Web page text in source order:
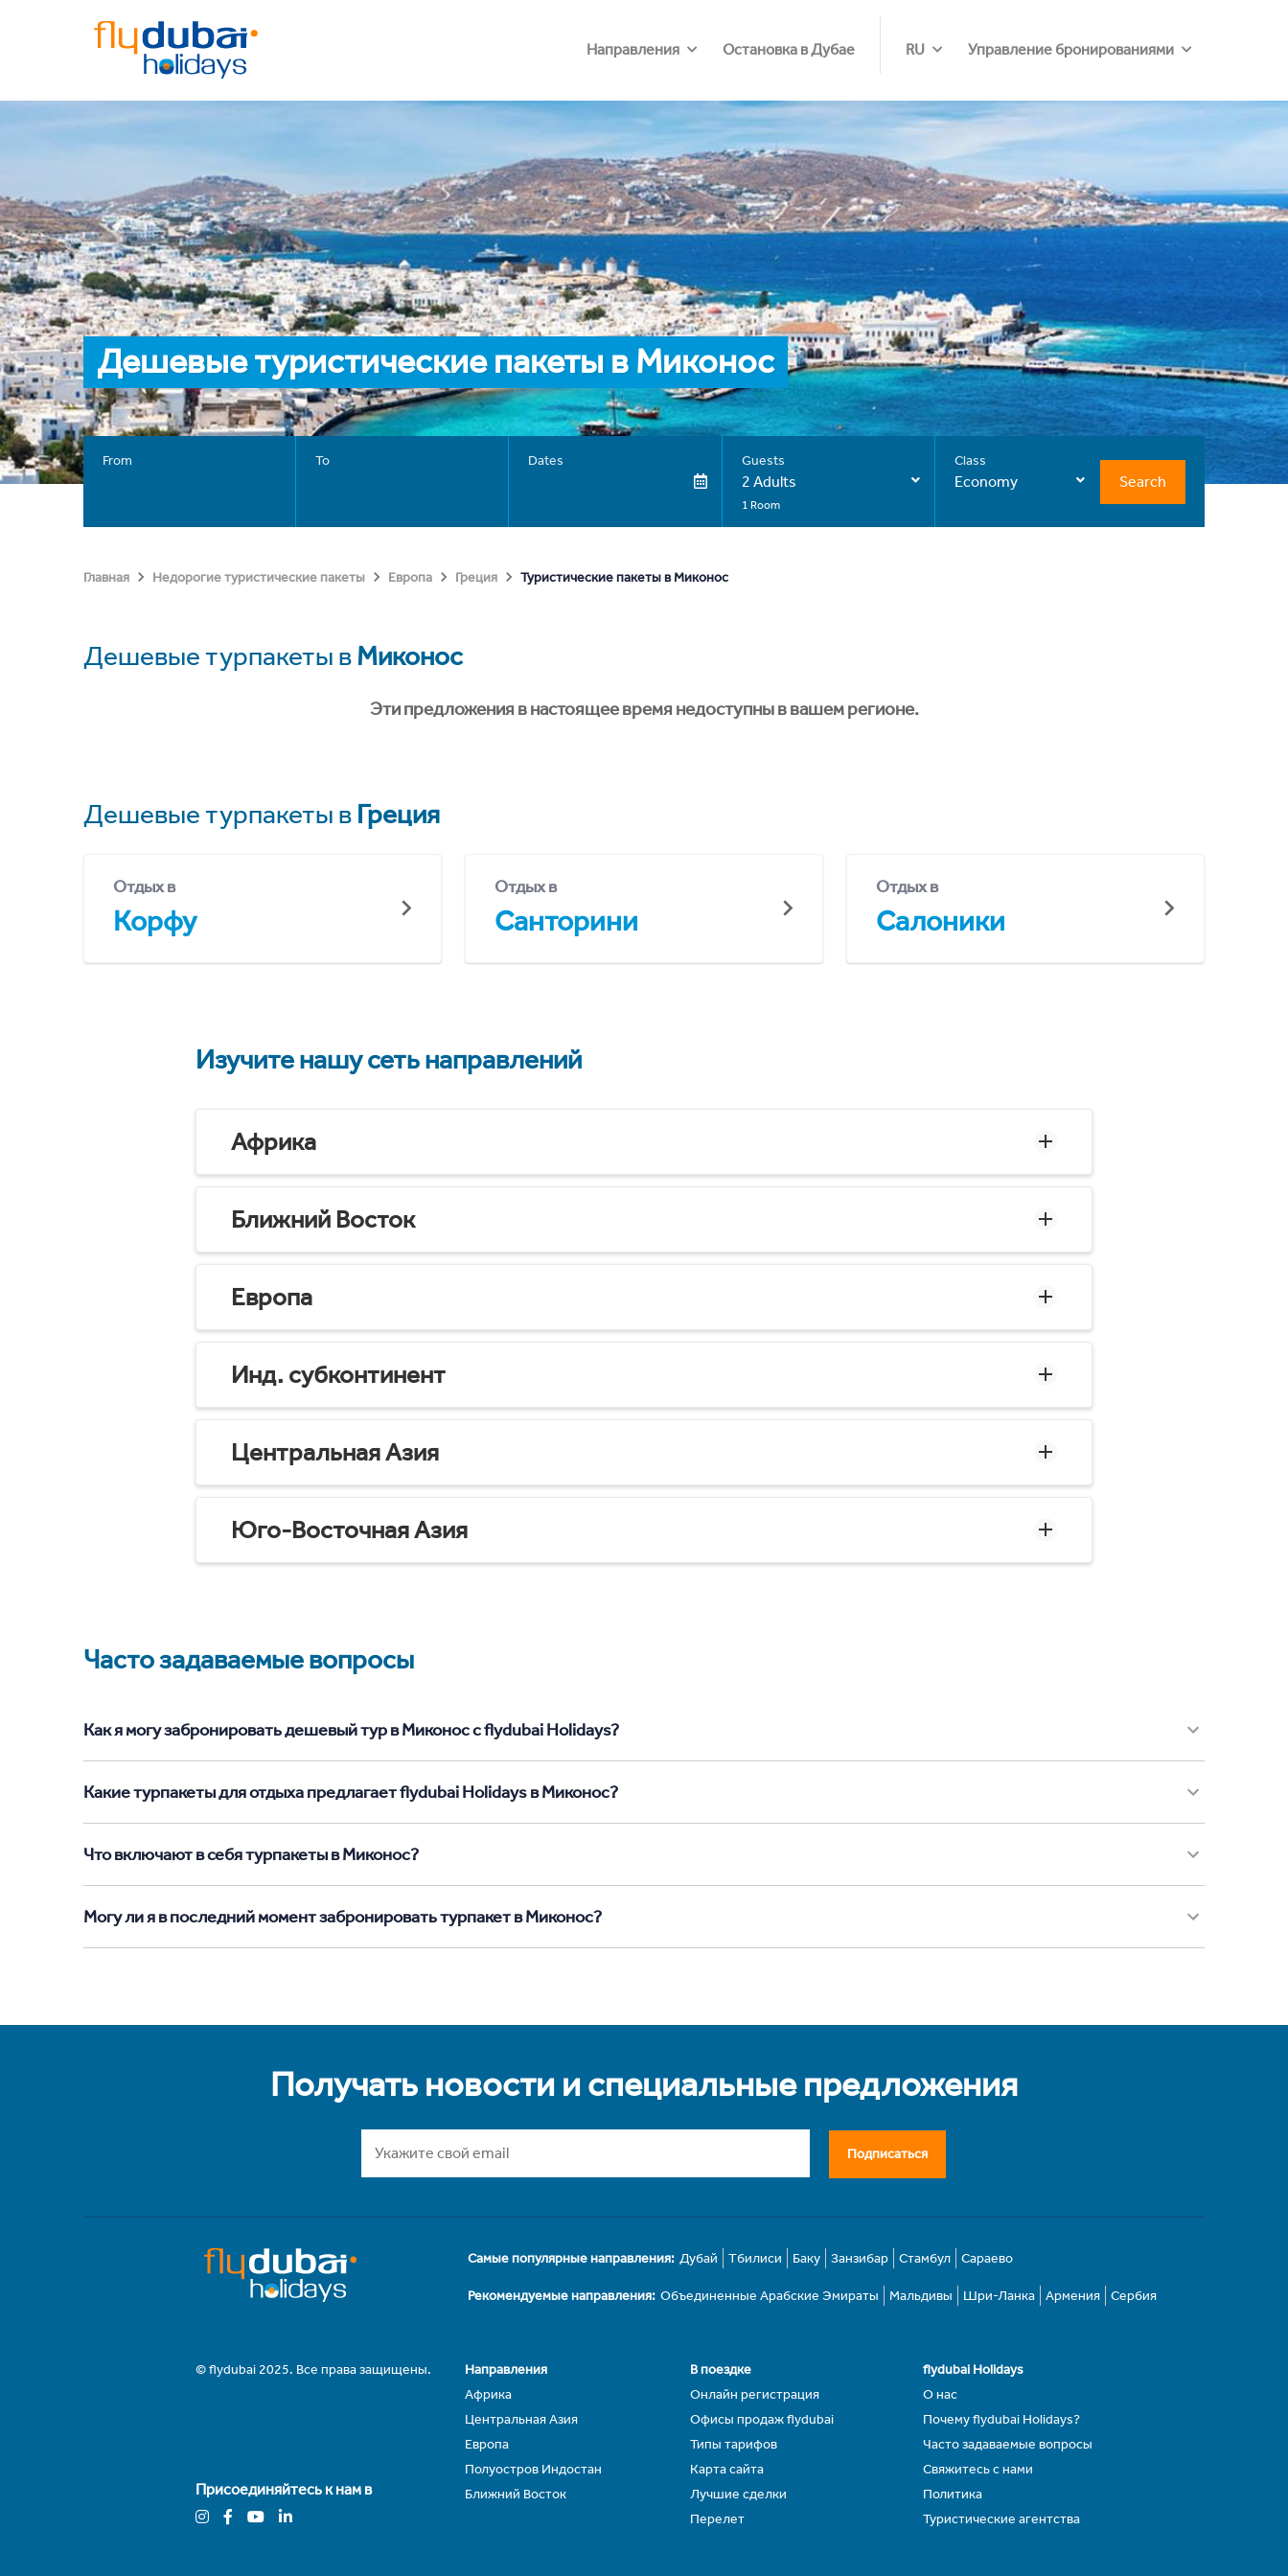
Направления Остановка в Дубае RU Управление бронированиями
Дешевые туристические пакеты в Миконос
From To Dates Guests
2 Adults
1 Room
Class
Economy Search
Главная Недорогие туристические пакеты Европа Греция Туристические пакеты в Миконос
Дешевые турпакеты вМиконос
Эти предложения в настоящее время недоступны в вашем регионе.
Дешевые турпакеты в Греция
Отдых в
Корфу
Отдых в
Санторини
Отдых в
Салоники
Изучите нашу сеть направлений
Африка
Ближний Восток
Европа
Инд. субконтинент
Центральная Азия
Юго-Восточная Азия
Часто задаваемые вопросы
Как я могу забронировать дешевый тур в Миконос с flydubai Holidays?
Какие турпакеты для отдыха предлагает flydubai Holidays в Миконос?
Что включают в себя турпакеты в Миконос?
Могу ли я в последний момент забронировать турпакет в Миконос?
Получать новости и специальные предложения
Подписаться
Самые популярные направления: Дубай Тбилиси Баку Занзибар Стамбул Сараево
Рекомендуемые направления: Объединенные Арабские Эмираты Мальдивы Шри-Ланка Армения Сербия
© flydubai 2025. Все права защищены.
Присоединяйтесь к нам в
Направления
Африка
Центральная Азия
Европа
Полуостров Индостан
Ближний Восток
В поездке
Онлайн регистрация
Офисы продаж flydubai
Типы тарифов
Карта сайта
Лучшие сделки
Перелет
flydubai Holidays
О нас
Почему flydubai Holidays?
Часто задаваемые вопросы
Свяжитесь с нами
Политика
Туристические агентства